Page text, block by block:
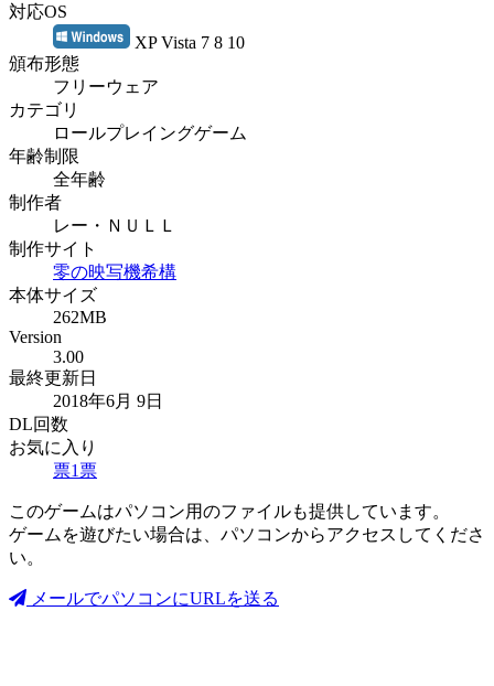
対応OS
XP Vista 7 8 10
頒布形態
フリーウェア
カテゴリ
ロールプレイングゲーム
年齢制限
全年齢
制作者
レー・ＮＵＬＬ
制作サイト
零の映写機希構
本体サイズ
262MB
Version
3.00
最終更新日
2018年6月 9日
DL回数
お気に入り
票1 票
このゲームはパソコン用のファイルも提供しています。
ゲームを遊びたい場合は、パソコンからアクセスしてくださ
い。
メールでパソコンにURLを送る